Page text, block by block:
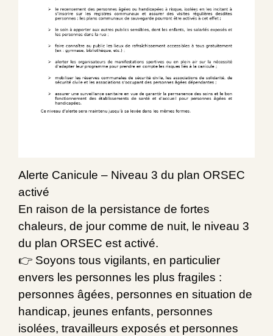
Alerte Canicule – Niveau 3 du plan ORSEC
activé
En raison de la persistance de fortes
chaleurs, de jour comme de nuit, le niveau 3
du plan ORSEC est activé.
👉 Soyons tous vigilants, en particulier
envers les personnes les plus fragiles :
personnes âgées, personnes en situation de
handicap, jeunes enfants, personnes
isolées, travailleurs exposés et personnes